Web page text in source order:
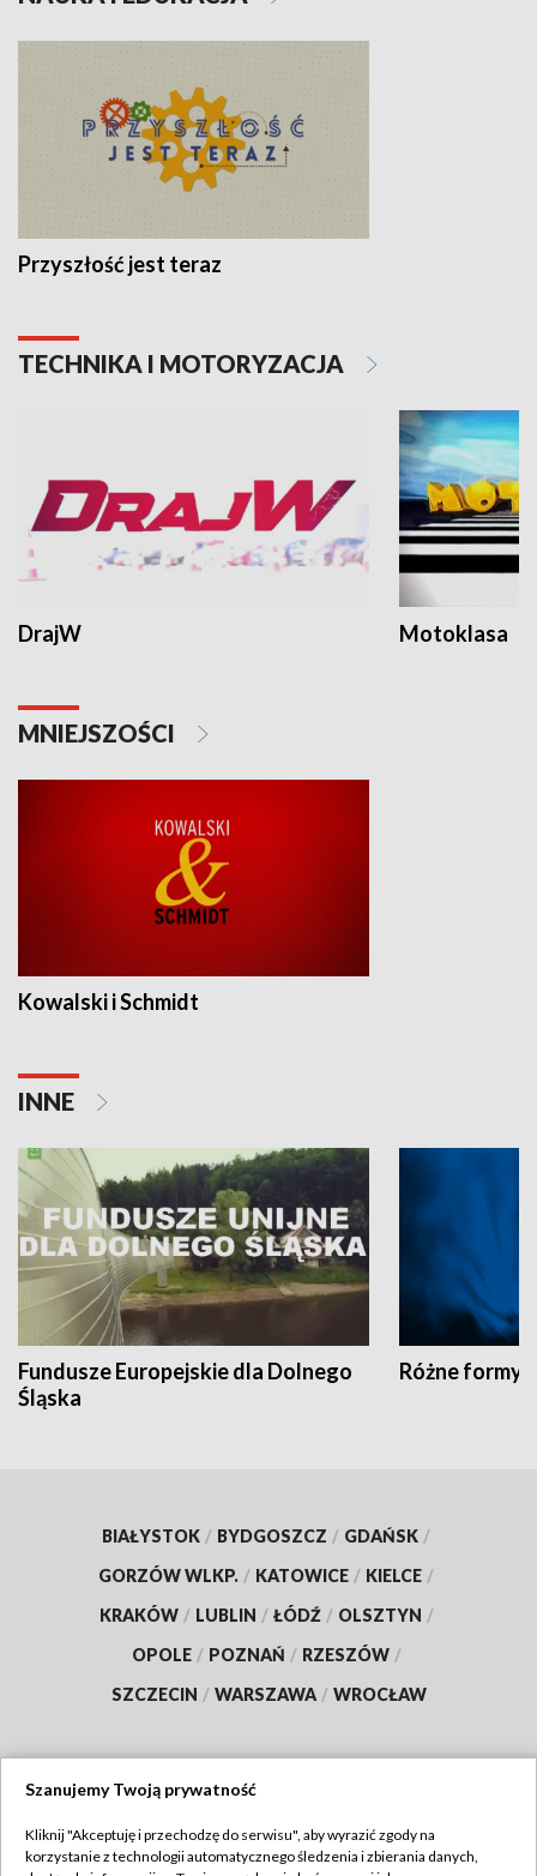
Przyszłość jest teraz
TECHNIKA I MOTORYZACJA
DrajW Motoklasa
MNIEJSZOŚCI
Kowalski i Schmidt
INNE
Fundusze Europejskie dla Dolnego
Śląska
Różne formy
BIAŁYSTOK / BYDGOSZCZ / GDAŃSK /
GORZÓW WLKP. / KATOWICE / KIELCE /
KRAKÓW / LUBLIN / ŁÓDŹ / OLSZTYN /
OPOLE / POZNAŃ / RZESZÓW /
SZCZECIN / WARSZAWA / WROCŁAW
TVP
Szanujemy Twoją prywatność
Kliknij "Akceptuję i przechodzę do serwisu", aby wyrazić zgody na
korzystanie z technologii automatycznego śledzenia i zbierania danych,